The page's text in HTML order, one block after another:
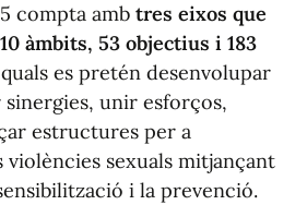
compta amb tres eixos que
àmbits, 53 objectius i 183
es pretén desenvolupar
unir esforços,
estructures per a
violències sexuals mitjançant
i la prevenció.